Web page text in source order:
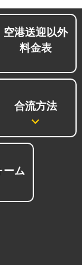
空港送迎以外
料金表
合流方法
ーム